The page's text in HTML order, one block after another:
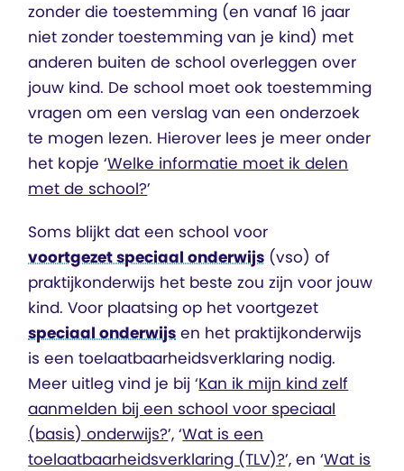
zonder die toestemming (en vanaf 16 jaar
niet zonder toestemming van je kind) met
anderen buiten de school overleggen over
jouw kind. De school moet ook toestemming
vragen om een verslag van een onderzoek
te mogen lezen. Hierover lees je meer onder
het kopje ‘Welke informatie moet ik delen
met de school?’
Soms blijkt dat een school voor
voortgezet speciaal onderwijs (vso) of
praktijkonderwijs het beste zou zijn voor jouw
kind. Voor plaatsing op het voortgezet
speciaal onderwijs en het praktijkonderwijs
is een toelaatbaarheidsverklaring nodig.
Meer uitleg vind je bij ‘Kan ik mijn kind zelf
aanmelden bij een school voor speciaal
(basis) onderwijs?’, ‘Wat is een
toelaatbaarheidsverklaring (TLV)?’, en ‘Wat is